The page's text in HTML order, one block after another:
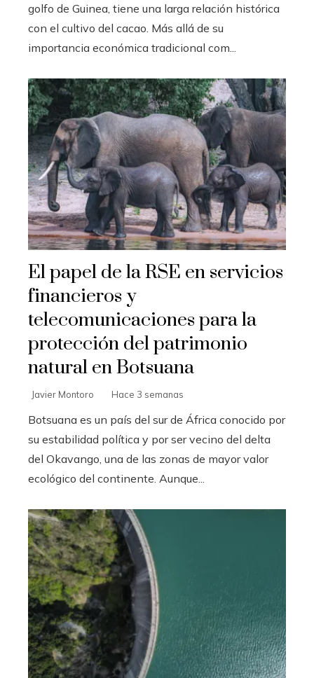
golfo de Guinea, tiene una larga relación histórica
con el cultivo del cacao. Más allá de su
importancia económica tradicional com...
El papel de la RSE en servicios
financieros y
telecomunicaciones para la
protección del patrimonio
natural en Botsuana
Javier Montoro Hace 3 semanas
Botsuana es un país del sur de África conocido por
su estabilidad política y por ser vecino del delta
del Okavango, una de las zonas de mayor valor
ecológico del continente. Aunque...